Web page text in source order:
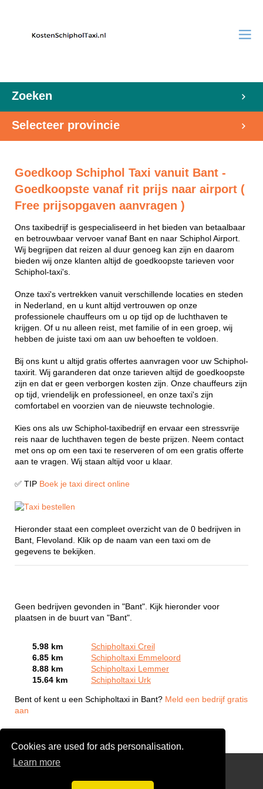
Cookies are used for ads personalisation.
Learn more
Zoeken
Selecteer provincie
Goedkoop Schiphol Taxi vanuit Bant -
Goedkoopste vanaf rit prijs naar airport (
Free prijsopgaven aanvragen )
Ons taxibedrijf is gespecialiseerd in het bieden van betaalbaar
en betrouwbaar vervoer vanaf Bant en naar Schiphol Airport.
Wij begrijpen dat reizen al duur genoeg kan zijn en daarom
bieden wij onze klanten altijd de goedkoopste tarieven voor
Schiphol-taxi's.
Onze taxi's vertrekken vanuit verschillende locaties en steden
in Nederland, en u kunt altijd vertrouwen op onze
professionele chauffeurs om u op tijd op de luchthaven te
krijgen. Of u nu alleen reist, met familie of in een groep, wij
hebben de juiste taxi om aan uw behoeften te voldoen.
Bij ons kunt u altijd gratis offertes aanvragen voor uw Schiphol-
taxirit. Wij garanderen dat onze tarieven altijd de goedkoopste
zijn en dat er geen verborgen kosten zijn. Onze chauffeurs zijn
op tijd, vriendelijk en professioneel, en onze taxi's zijn
comfortabel en voorzien van de nieuwste technologie.
Kies ons als uw Schiphol-taxibedrijf en ervaar een stressvrije
reis naar de luchthaven tegen de beste prijzen. Neem contact
met ons op om een taxi te reserveren of om een gratis offerte
aan te vragen. Wij staan altijd voor u klaar.
✅ TIP Boek je taxi direct online
Hieronder staat een compleet overzicht van de 0 bedrijven in
Bant, Flevoland. Klik op de naam van een taxi om de
gegevens te bekijken.
Geen bedrijven gevonden in "Bant". Kijk hieronder voor
plaatsen in de buurt van "Bant".
5.98 km
Schipholtaxi Creil
6.85 km
Schipholtaxi Emmeloord
8.88 km
Schipholtaxi Lemmer
15.64 km
Schipholtaxi Urk
Bent of kent u een Schipholtaxi in Bant? Meld een bedrijf gratis
aan
Links